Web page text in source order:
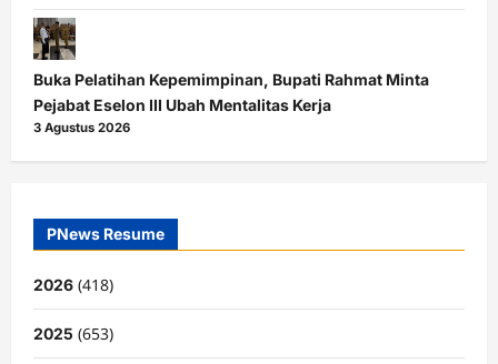
Buka Pelatihan Kepemimpinan, Bupati Rahmat Minta
Pejabat Eselon III Ubah Mentalitas Kerja
3 Agustus 2026
PNews Resume
2026 (418)
2025 (653)